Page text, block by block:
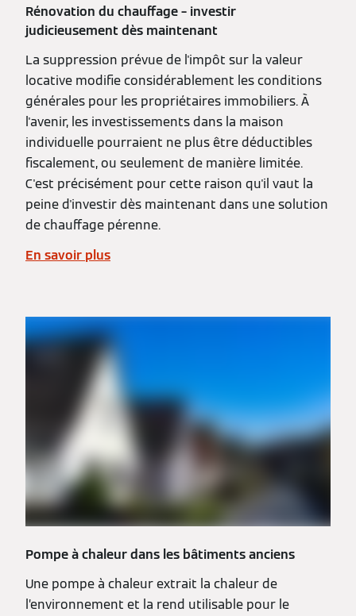
Rénovation du chauffage – investir
judicieusement dès maintenant
La suppression prévue de l'impôt sur la valeur
locative modifie considérablement les conditions
générales pour les propriétaires immobiliers. À
l'avenir, les investissements dans la maison
individuelle pourraient ne plus être déductibles
fiscalement, ou seulement de manière limitée.
C'est précisément pour cette raison qu'il vaut la
peine d'investir dès maintenant dans une solution
de chauffage pérenne.
En savoir plus
Pompe à chaleur dans les bâtiments anciens
Une pompe à chaleur extrait la chaleur de
l’environnement et la rend utilisable pour le